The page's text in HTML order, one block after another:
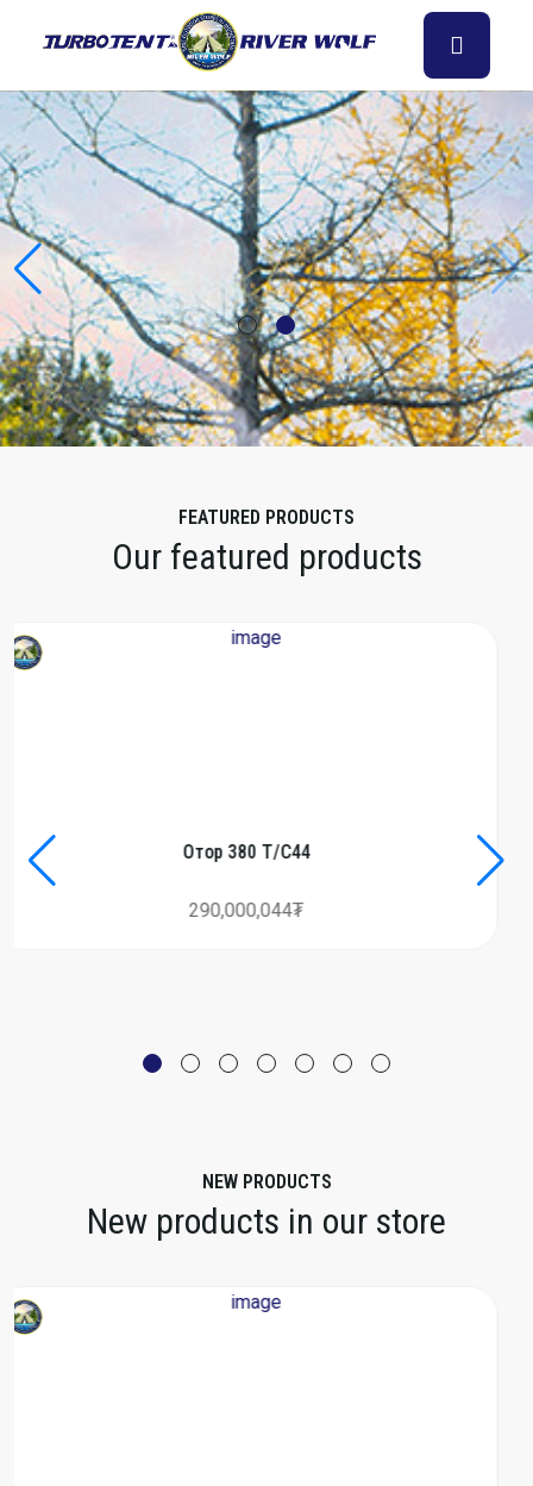
Өвлийн урамшуулалт хямдрал эхэллээ тескт байрлана Өвлийн
урамшуулалт хямдрал эхэллээ тескт байрлана
FEATURED PRODUCTS
Our featured products
Майхан #NF0A52VEC-8T1
3,990,000₮
NEW PRODUCTS
New products in our store